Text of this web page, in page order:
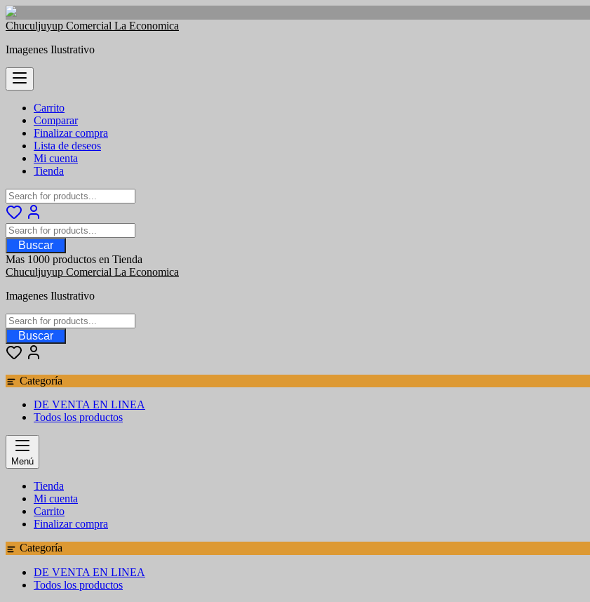
Saltar
contenido
Chuculjuyup Comercial La Economica
Imagenes Ilustrativo
Carrito
Comparar
Finalizar compra
Lista de deseos
Mi cuenta
Tienda
Buscar
Mas 1000 productos en Tienda
Chuculjuyup Comercial La Economica
Imagenes Ilustrativo
Buscar
Categoría
DE VENTA EN LINEA
Todos los productos
Menú
Tienda
Mi cuenta
Carrito
Finalizar compra
Categoría
DE VENTA EN LINEA
Todos los productos